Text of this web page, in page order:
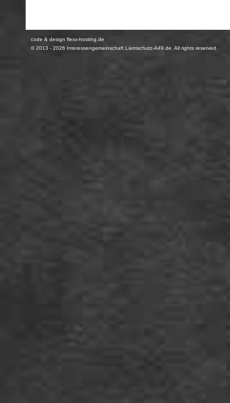
code & design flexx-hosting.de
© 2013 - 2026 Interessengemeinschaft Lärmschutz-A49.de . All rights reserved.